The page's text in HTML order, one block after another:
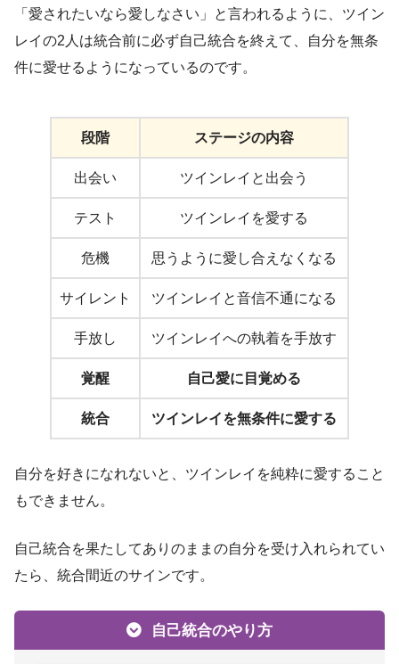
「愛されたいなら愛しなさい」と言われるように、ツイン
レイの2人は統合前に必ず自己統合を終えて、自分を無条
件に愛せるようになっているのです。
段階 ステージの内容
出会い ツインレイと出会う
テスト ツインレイを愛する
危機 思うように愛し合えなくなる
サイレント ツインレイと音信不通になる
手放し ツインレイへの執着を手放す
覚醒 自己愛に目覚める
統合 ツインレイを無条件に愛する
自分を好きになれないと、ツインレイを純粋に愛すること
もできません。
自己統合を果たしてありのままの自分を受け入れられてい
たら、統合間近のサインです。
自己統合のやり方